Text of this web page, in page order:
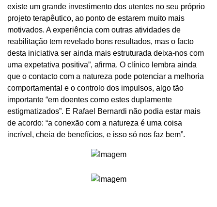
existe um grande investimento dos utentes no seu próprio
projeto terapêutico, ao ponto de estarem muito mais
motivados. A experiência com outras atividades de
reabilitação tem revelado bons resultados, mas o facto
desta iniciativa ser ainda mais estruturada deixa-nos com
uma expetativa positiva”, afirma. O clínico lembra ainda
que o contacto com a natureza pode potenciar a melhoria
comportamental e o controlo dos impulsos, algo tão
importante “em doentes como estes duplamente
estigmatizados”. E Rafael Bernardi não podia estar mais
de acordo: “a conexão com a natureza é uma coisa
incrível, cheia de benefícios, e isso só nos faz bem”.